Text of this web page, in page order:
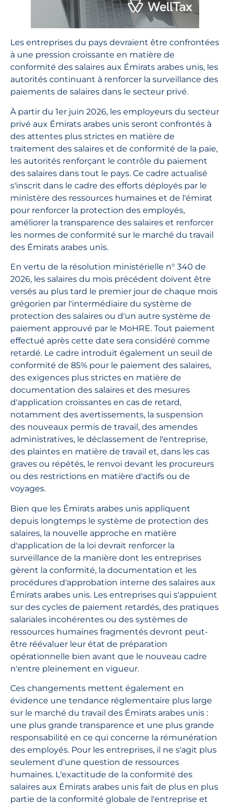
Les entreprises du pays devraient être confrontées
à une pression croissante en matière de
conformité des salaires aux Émirats arabes unis, les
autorités continuant à renforcer la surveillance des
paiements de salaires dans le secteur privé.
À partir du 1er juin 2026, les employeurs du secteur
privé aux Émirats arabes unis seront confrontés à
des attentes plus strictes en matière de
traitement des salaires et de conformité de la paie,
les autorités renforçant le contrôle du paiement
des salaires dans tout le pays. Ce cadre actualisé
s'inscrit dans le cadre des efforts déployés par le
ministère des ressources humaines et de l'émirat
pour renforcer la protection des employés,
améliorer la transparence des salaires et renforcer
les normes de conformité sur le marché du travail
des Émirats arabes unis.
En vertu de la résolution ministérielle n° 340 de
2026, les salaires du mois précédent doivent être
versés au plus tard le premier jour de chaque mois
grégorien par l'intermédiaire du système de
protection des salaires ou d'un autre système de
paiement approuvé par le MoHRE. Tout paiement
effectué après cette date sera considéré comme
retardé. Le cadre introduit également un seuil de
conformité de 85% pour le paiement des salaires,
des exigences plus strictes en matière de
documentation des salaires et des mesures
d'application croissantes en cas de retard,
notamment des avertissements, la suspension
des nouveaux permis de travail, des amendes
administratives, le déclassement de l'entreprise,
des plaintes en matière de travail et, dans les cas
graves ou répétés, le renvoi devant les procureurs
ou des restrictions en matière d'actifs ou de
voyages.
Bien que les Émirats arabes unis appliquent
depuis longtemps le système de protection des
salaires, la nouvelle approche en matière
d'application de la loi devrait renforcer la
surveillance de la manière dont les entreprises
gèrent la conformité, la documentation et les
procédures d'approbation interne des salaires aux
Émirats arabes unis. Les entreprises qui s'appuient
sur des cycles de paiement retardés, des pratiques
salariales incohérentes ou des systèmes de
ressources humaines fragmentés devront peut-
être réévaluer leur état de préparation
opérationnelle bien avant que le nouveau cadre
n'entre pleinement en vigueur.
Ces changements mettent également en
évidence une tendance réglementaire plus large
sur le marché du travail des Émirats arabes unis :
une plus grande transparence et une plus grande
responsabilité en ce qui concerne la rémunération
des employés. Pour les entreprises, il ne s'agit plus
seulement d'une question de ressources
humaines. L'exactitude de la conformité des
salaires aux Émirats arabes unis fait de plus en plus
partie de la conformité globale de l'entreprise et